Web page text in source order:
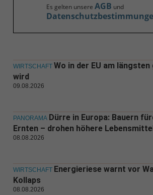
Es gelten unsere AGB und
WIRTSCHAFT Wo in der EU am
wird
09.08.2026
PANORAMA Dürre in Europa: Bauern
Ernten – drohen höhere
08.08.2026
WIRTSCHAFT Energieriese warnt vor
Kollaps
08.08.2026